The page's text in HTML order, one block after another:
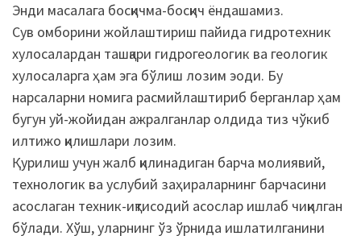
Энди масалага босқичма-босқич ёндашамиз.
Сув омборини жойлаштириш пайида гидротехник
хулосалардан ташқари гидрогеологик ва геологик
хулосаларга ҳам эга бўлиш лозим эоди. Бу
нарсаларни номига расмийлаштириб берганлар ҳам
бугун уй-жойидан ажралганлар олдида тиз чўкиб
илтижо қилишлари лозим.
Қурилиш учун жалб қилинадиган барча молиявий,
технологик ва услубий заҳираларнинг барчасини
асослаган техник-иқтисодий асослар ишлаб чиқилган
бўлади. Хўш, уларнинг ўз ўрнида ишлатилганини